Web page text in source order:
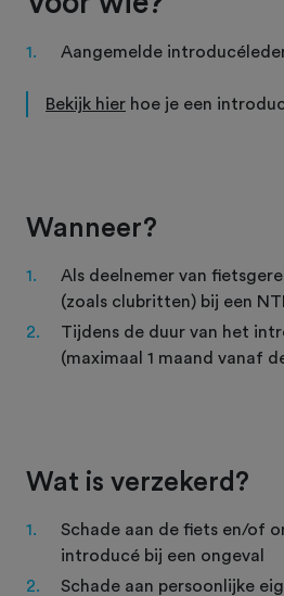
Aangemelde
Bekijk hier hoe je een
Wanneer?
Als deelnemer van
(zoals clubritten) bij een
Tijdens de duur van het
(maximaal 1 maand vanaf
Wat is verzekerd?
Schade aan de fiets en/of
introducé bij een ongeval
Schade aan persoonlijke